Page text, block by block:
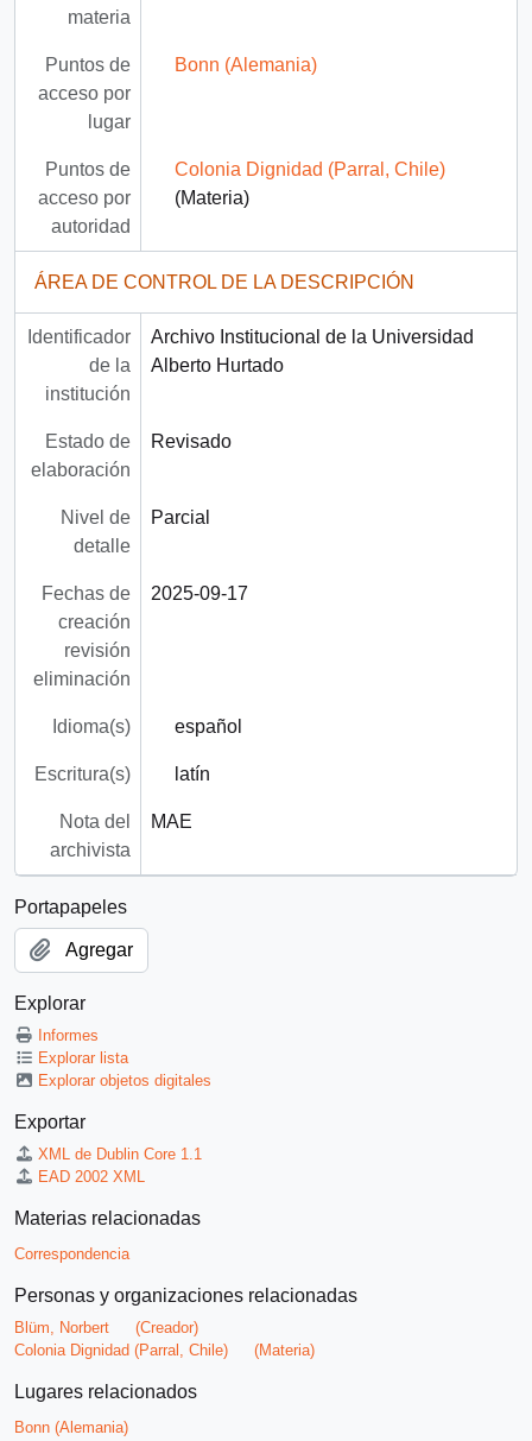
materia
Puntos de
acceso por
lugar
Bonn (Alemania)
Puntos de
acceso por
autoridad
Colonia Dignidad (Parral, Chile)
(Materia)
ÁREA DE CONTROL DE LA DESCRIPCIÓN
Identificador
de la
institución
Archivo Institucional de la Universidad
Alberto Hurtado
Estado de
elaboración
Revisado
Nivel de
detalle
Parcial
Fechas de
creación
revisión
eliminación
2025-09-17
Idioma(s) español
Escritura(s) latín
Nota del
archivista
MAE
Portapapeles
Agregar
Explorar
Informes
Explorar lista
Explorar objetos digitales
Exportar
XML de Dublin Core 1.1
EAD 2002 XML
Materias relacionadas
Correspondencia
Personas y organizaciones relacionadas
Blüm, Norbert
(Creador)
Colonia Dignidad (Parral, Chile)
(Materia)
Lugares relacionados
Bonn (Alemania)